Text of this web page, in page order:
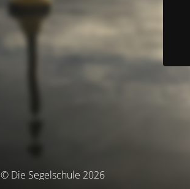
© Die Segelschule 2026